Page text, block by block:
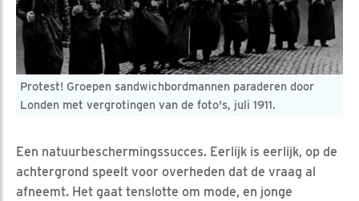
Protest! Groepen sandwichbordmannen paraderen door
Londen met vergrotingen van de foto's, juli 1911.
Een natuurbeschermingssucces. Eerlijk is eerlijk, op de
achtergrond speelt voor overheden dat de vraag al
afneemt. Het gaat tenslotte om mode, en jonge